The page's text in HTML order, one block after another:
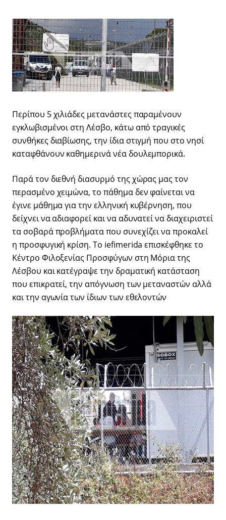
Περίπου 5 χιλιάδες μετανάστες παραμένουν
εγκλωβισμένοι στη Λέσβο, κάτω από τραγικές
συνθήκες διαβίωσης, την ίδια στιγμή που στο νησί
καταφθάνουν καθημερινά νέα δουλεμπορικά.
Παρά τον διεθνή διασυρμό της χώρας μας τον
περασμένο χειμώνα, το πάθημα δεν φαίνεται να
έγινε μάθημα για την ελληνική κυβέρνηση, που
δείχνει να αδιαφορεί και να αδυνατεί να διαχειριστεί
τα σοβαρά προβλήματα που συνεχίζει να προκαλεί
η προσφυγική κρίση. Το iefimerida επισκέφθηκε το
Κέντρο Φιλοξενίας Προσφύγων στη Μόρια της
Λέσβου και κατέγραψε την δραματική κατάσταση
που επικρατεί, την απόγνωση των μεταναστών αλλά
και την αγωνία των ίδιων των εθελοντών